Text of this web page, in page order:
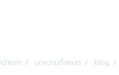
น้าแรก บทความทั้งหมด blog